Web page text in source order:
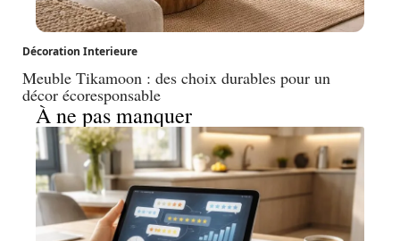
Décoration Interieure
Meuble Tikamoon : des choix durables pour un
décor écoresponsable
À ne pas manquer